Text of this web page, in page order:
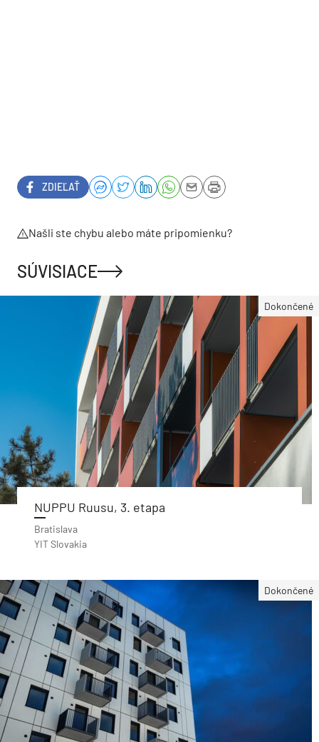
ZDIEĽAŤ
Našli ste chybu alebo máte pripomienku?
SÚVISIACE
Dokončené
NUPPU Ruusu, 3. etapa
Bratislava
YIT Slovakia
Dokončené